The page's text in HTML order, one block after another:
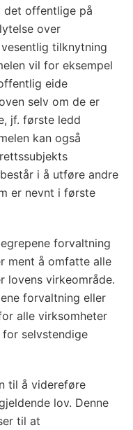
det offentlige på
over
tilknytning
vil for eksempel
eide
selv om de er
jf. første ledd
kan også
i å utføre andre
er nevnt i første
forvaltning
ment å omfatte alle
lovens virkeområde.
forvaltning eller
alle virksomheter
selvstendige
til å videreføre
lov. Denne
til at